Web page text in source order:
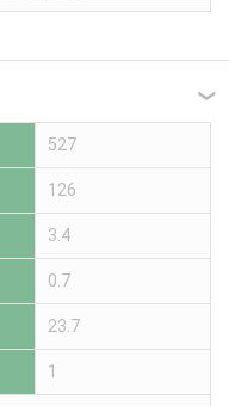
❮
527
126
3.4
0.7
23.7
1